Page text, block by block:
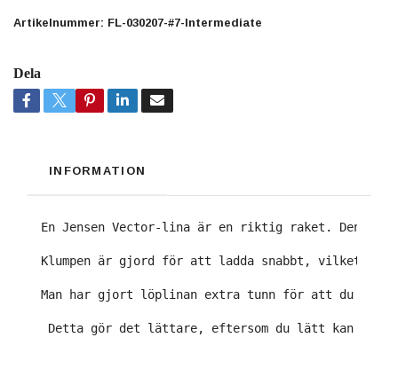
Artikelnummer: FL-030207-#7-Intermediate
Dela
INFORMATION
En Jensen Vector-lina är en riktig raket. Den
Klumpen är gjord för att ladda snabbt, vilket
Man har gjort löplinan extra tunn för att du ska
Detta gör det lättare, eftersom du lätt kan se